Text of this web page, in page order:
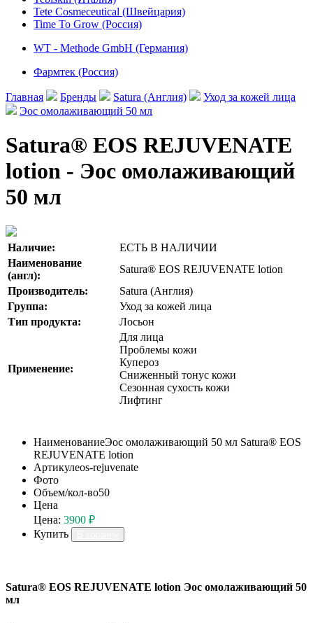
Tete Cosmeceutical (Швейцария)
Time To Grow (Россия)
WT - Methode GmbH (Германия)
Фармтек (Россия)
Главная Бренды Satura (Англия)
Уход за кожей лица
Эос омолаживающий 50 мл
Satura® EOS REJUVENATE
lotion - Эос омолаживающий
50 мл
Наличие:
ЕСТЬ В НАЛИЧИИ
Наименование
(англ):
Satura® EOS REJUVENATE lotion
Производитель:
Satura (Англия)
Группа:
Уход за кожей лица
Тип продукта:
Лосьон
Применение:
Для лица
Проблемы кожи
Купероз
Сниженный тонус кожи
Сезонная сухость кожи
Лифтинг
НаименованиеЭос омолаживающий 50 мл Satura® EOS
REJUVENATE lotion
Артикулeos-rejuvenate
Фото
Объем/кол-во50
Цена
Цена: 3900 ₽
Купить
Satura® EOS REJUVENATE lotion Эос омолаживающий 50
мл